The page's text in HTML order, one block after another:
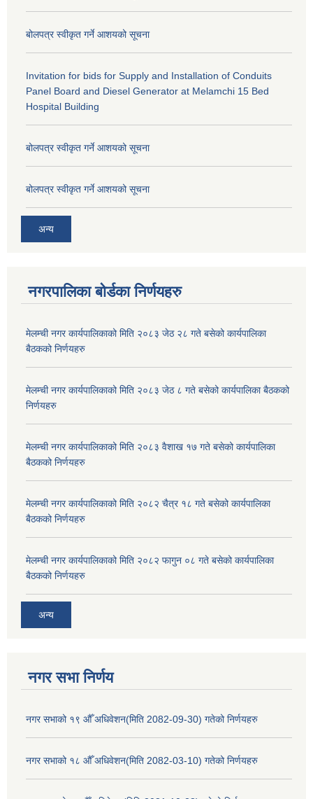
बोलपत्र स्वीकृत गर्ने आशयको सूचना
Invitation for bids for Supply and Installation of Conduits
Panel Board and Diesel Generator at Melamchi 15 Bed
Hospital Building
बोलपत्र स्वीकृत गर्ने आशयको सूचना
बोलपत्र स्वीकृत गर्ने आशयको सूचना
अन्य
नगरपालिका बोर्डका निर्णयहरु
मेलम्ची नगर कार्यपालिकाको मिति २०८३ जेठ २८ गते बसेको कार्यपालिका
बैठकको निर्णयहरु
मेलम्ची नगर कार्यपालिकाको मिति २०८३ जेठ ८ गते बसेको कार्यपालिका बैठकको
निर्णयहरु
मेलम्ची नगर कार्यपालिकाको मिति २०८३ वैशाख १७ गते बसेको कार्यपालिका
बैठकको निर्णयहरु
मेलम्ची नगर कार्यपालिकाको मिति २०८२ चैत्र १८ गते बसेको कार्यपालिका
बैठकको निर्णयहरु
मेलम्ची नगर कार्यपालिकाको मिति २०८२ फागुन ०८ गते बसेको कार्यपालिका
बैठकको निर्णयहरु
अन्य
नगर सभा निर्णय
नगर सभाको १९ औँ अधिवेशन(मिति 2082-09-30) गतेको निर्णयहरु
नगर सभाको १८ औँ अधिवेशन(मिति 2082-03-10) गतेको निर्णयहरु